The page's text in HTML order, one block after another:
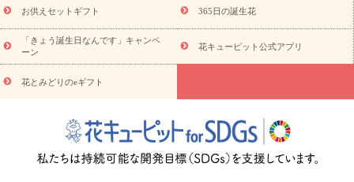
ド
お花の種類 トルコキキョウ
お祝い お祝い・3000円～ お祝い・4000円～
お祝い・
5000円～
お祝い・7000円～ お祝い・ 10000円～
お供え・お
悔やみ
円～
お供え・お悔やみ・
読み物
いのマナー
定年退職祝いのマナー
お祝いを贈るときのマナー・
花キューピットのお祝いコラム一覧
誕生日のお花を「色
彩心理学」で選ぶ方法
結婚祝いの予算相場
出産祝いお役立ち情
お供えセットギフト 365日の誕生花
「きょう誕生日なんです」キャンペ
ーン
花キューピット公式アプリ
花とみどりのeギフト